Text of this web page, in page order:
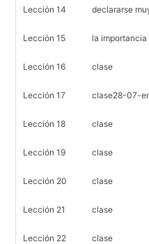
Lección 14 declararse
Lección 15 la
Lección 16 clase
Lección 17 clase28-07-
Lección 18 clase
Lección 19 clase
Lección 20 clase
Lección 21 clase
Lección 22 clase